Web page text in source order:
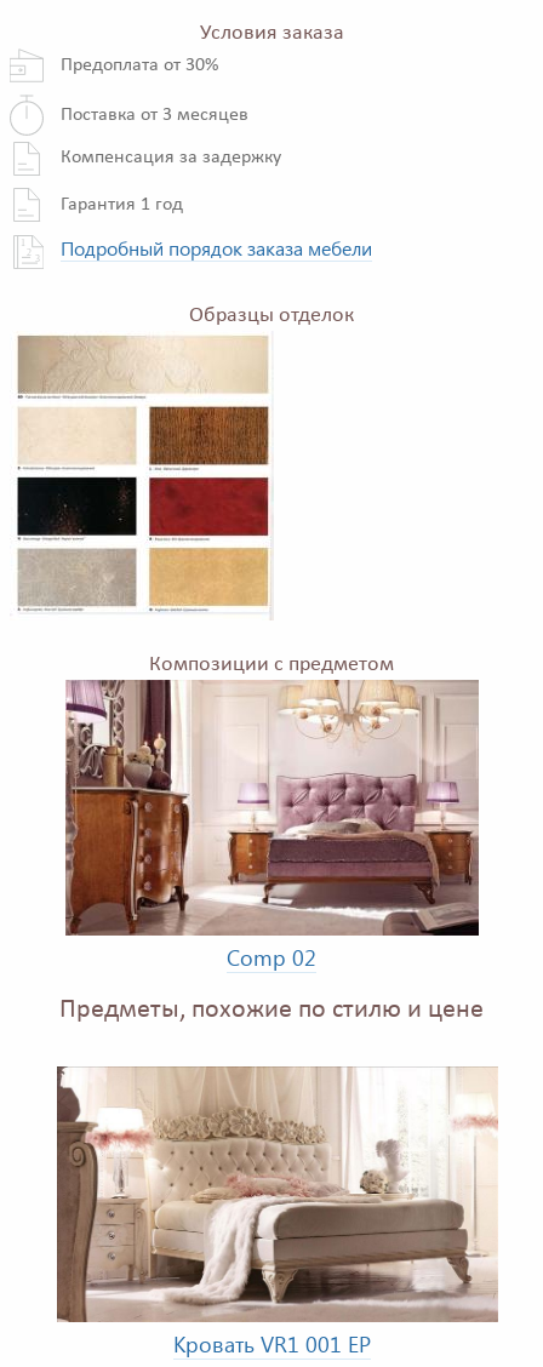
Условия заказа
Предоплата от 30%
Поставка от 3 месяцев
Компенсация за задержку
Гарантия 1 год
Подробный порядок заказа мебели
Образцы отделок
Композиции с предметом
Comp 02
Предметы, похожие по стилю и цене
Кровать VR1 001 EP